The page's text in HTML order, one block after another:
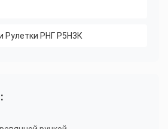
Рулетки РНГ Р5Н3К